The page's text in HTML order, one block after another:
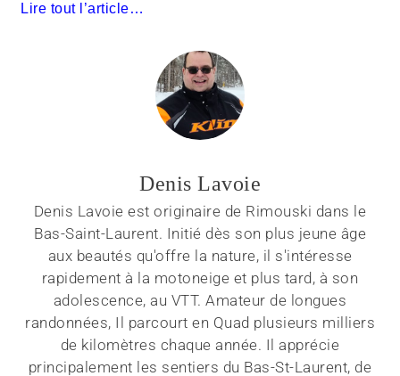
Lire tout l’article…
Denis Lavoie
Denis Lavoie est originaire de Rimouski dans le
Bas-Saint-Laurent. Initié dès son plus jeune âge
aux beautés qu'offre la nature, il s'intéresse
rapidement à la motoneige et plus tard, à son
adolescence, au VTT. Amateur de longues
randonnées, Il parcourt en Quad plusieurs milliers
de kilomètres chaque année. Il apprécie
principalement les sentiers du Bas-St-Laurent, de